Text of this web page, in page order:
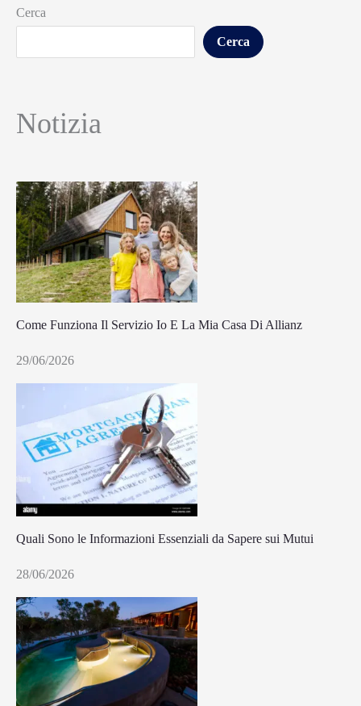
Cerca
Cerca
Notizia
Come Funziona Il Servizio Io E La Mia Casa Di Allianz
29/06/2026
Quali Sono le Informazioni Essenziali da Sapere sui Mutui
28/06/2026